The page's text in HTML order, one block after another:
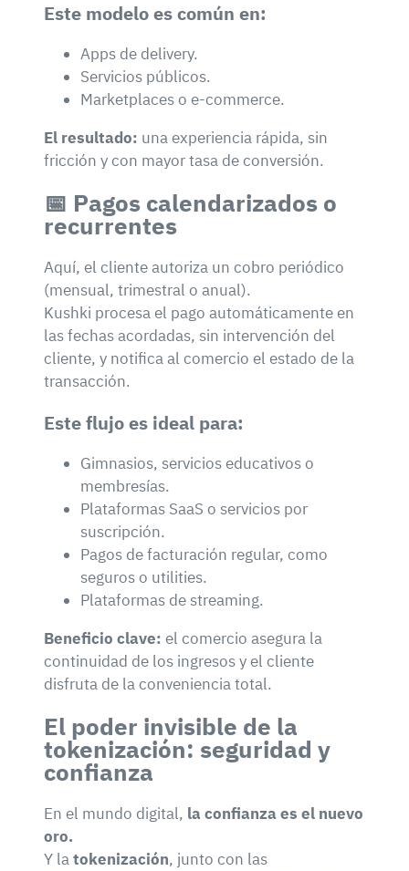
Este modelo es común en:
Apps de delivery.
Servicios públicos.
Marketplaces o e-commerce.
El resultado: una experiencia rápida, sin
fricción y con mayor tasa de conversión.
📅 Pagos calendarizados o
recurrentes
Aquí, el cliente autoriza un cobro periódico
(mensual, trimestral o anual).
Kushki procesa el pago automáticamente en
las fechas acordadas, sin intervención del
cliente, y notifica al comercio el estado de la
transacción.
Este flujo es ideal para:
Gimnasios, servicios educativos o
membresías.
Plataformas SaaS o servicios por
suscripción.
Pagos de facturación regular, como
seguros o utilities.
Plataformas de streaming.
Beneficio clave: el comercio asegura la
continuidad de los ingresos y el cliente
disfruta de la conveniencia total.
El poder invisible de la
tokenización: seguridad y
confianza
En el mundo digital, la confianza es el nuevo
oro.
Y latokenización, junto con las